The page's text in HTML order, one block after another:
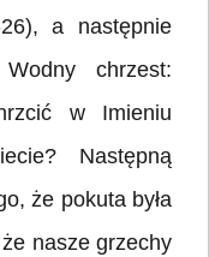
a następnie
chrzest:
w Imieniu
Następną
że pokuta była
nasze grzechy